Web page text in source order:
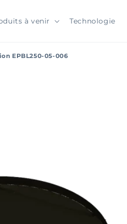
à venir Technologie
EPBL250-05-006